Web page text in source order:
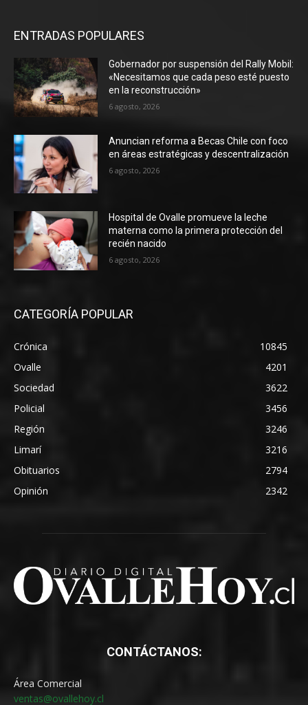
ENTRADAS POPULARES
Gobernador por suspensión del Rally Mobil:
«Necesitamos que cada peso esté puesto
en la reconstrucción»
6 agosto, 2026
Anuncian reforma a Becas Chile con foco
en áreas estratégicas y descentralización
6 agosto, 2026
Hospital de Ovalle promueve la leche
materna como la primera protección del
recién nacido
6 agosto, 2026
CATEGORÍA POPULAR
Crónica
10845
Ovalle
4201
Sociedad
3622
Policial
3456
Región
3246
Limarí
3216
Obituarios
2794
Opinión
2342
CONTÁCTANOS:
Área Comercial
ventas@ovallehoy.cl